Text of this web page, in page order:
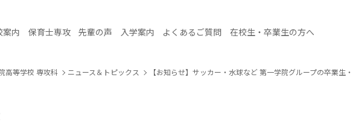
案内 保育士専攻 先輩の声 入学案内 よくあるご質問 在校生・卒業生の方へ
高等学校 専攻科 ニュース＆トピックス 【お知らせ】サッカー・水球など 第一学院グループの卒業生